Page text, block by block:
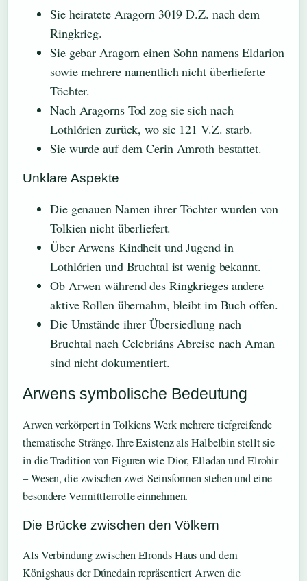
Sie heiratete Aragorn 3019 D.Z. nach dem
Ringkrieg.
Sie gebar Aragorn einen Sohn namens Eldarion
sowie mehrere namentlich nicht überlieferte
Töchter.
Nach Aragorns Tod zog sie sich nach
Lothlórien zurück, wo sie 121 V.Z. starb.
Sie wurde auf dem Cerin Amroth bestattet.
Unklare Aspekte
Die genauen Namen ihrer Töchter wurden von
Tolkien nicht überliefert.
Über Arwens Kindheit und Jugend in
Lothlórien und Bruchtal ist wenig bekannt.
Ob Arwen während des Ringkrieges andere
aktive Rollen übernahm, bleibt im Buch offen.
Die Umstände ihrer Übersiedlung nach
Bruchtal nach Celebriáns Abreise nach Aman
sind nicht dokumentiert.
Arwens symbolische Bedeutung
Arwen verkörpert in Tolkiens Werk mehrere tiefgreifende
thematische Stränge. Ihre Existenz als Halbelbin stellt sie
in die Tradition von Figuren wie Dior, Elladan und Elrohir
– Wesen, die zwischen zwei Seinsformen stehen und eine
besondere Vermittlerrolle einnehmen.
Die Brücke zwischen den Völkern
Als Verbindung zwischen Elronds Haus und dem
Königshaus der Dúnedain repräsentiert Arwen die